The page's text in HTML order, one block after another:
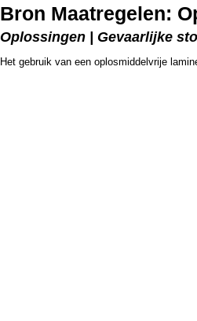
Bron Maatregelen:
Oplossingen | Gevaarlijke
Het gebruik van een oplosmiddelvrije